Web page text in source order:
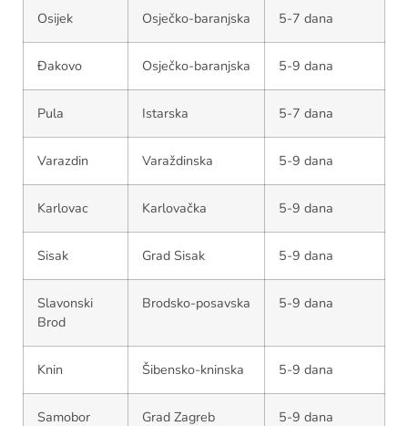
Osijek Osječko-baranjska 5-7 dana
Đakovo Osječko-baranjska 5-9 dana
Pula Istarska 5-7 dana
Varazdin Varaždinska 5-9 dana
Karlovac Karlovačka 5-9 dana
Sisak Grad Sisak 5-9 dana
Slavonski
Brod
Brodsko-posavska 5-9 dana
Knin Šibensko-kninska 5-9 dana
Samobor Grad Zagreb 5-9 dana